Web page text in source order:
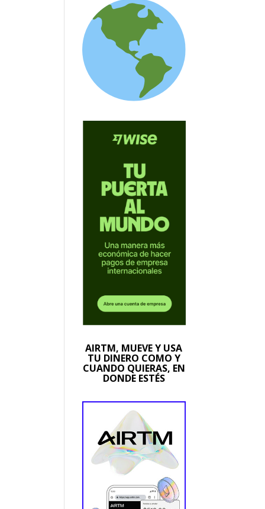
AIRTM, MUEVE Y USA
TU DINERO COMO Y
CUANDO QUIERAS, EN
DONDE ESTÉS